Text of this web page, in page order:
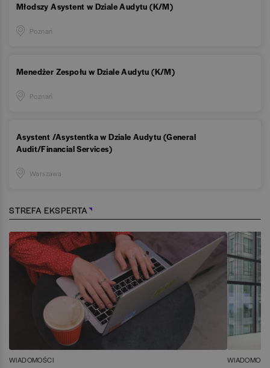
Młodszy Asystent w Dziale Audytu (K/M)
Poznań
Menedżer Zespołu w Dziale Audytu (K/M)
Poznań
Asystent /Asystentka w Dziale Audytu (General
Audit/Financial Services)
Warszawa
STREFA EKSPERTA
WIADOMOŚCI